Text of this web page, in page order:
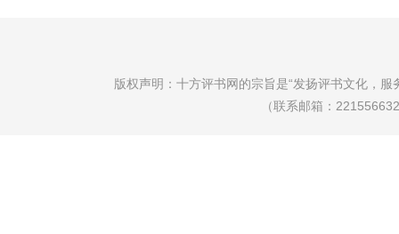
版权声明：十方评书网的宗旨是“发扬评书文化，
（联系邮箱：